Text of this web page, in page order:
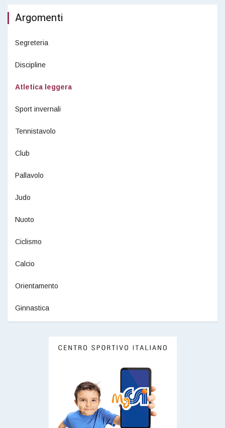
Argomenti
Segreteria
Discipline
Atletica leggera
Sport invernali
Tennistavolo
Club
Pallavolo
Judo
Nuoto
Ciclismo
Calcio
Orientamento
Ginnastica